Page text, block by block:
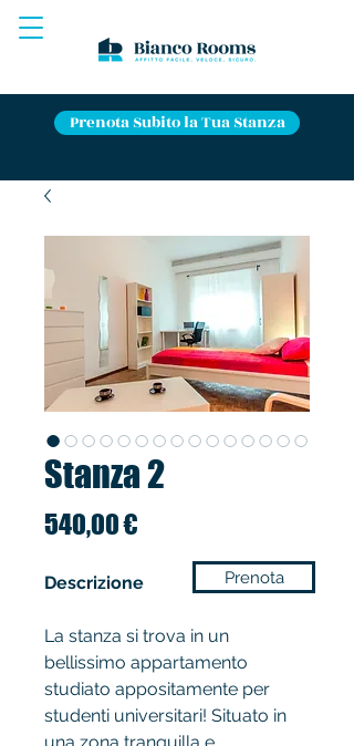
Prenota Subito la Tua Stanza
Stanza 2
540,00 €
Descrizione
La stanza si trova in un
bellissimo appartamento
studiato appositamente per
studenti universitari! Situato in
Prenota